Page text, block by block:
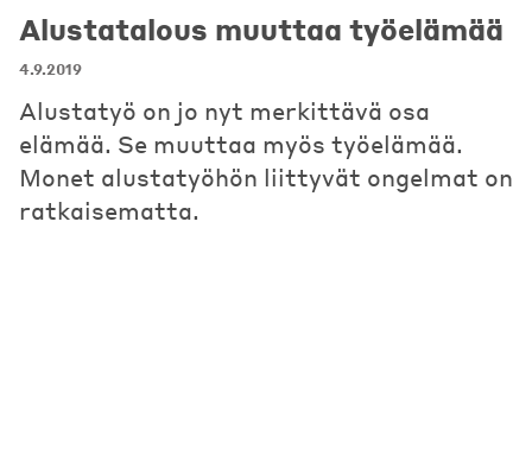
Alustatalous muuttaa työelämää
4.9.2019
Alustatyö on jo nyt merkittävä osa
elämää. Se muuttaa myös työelämää.
Monet alustatyöhön liittyvät ongelmat on
ratkaisematta.